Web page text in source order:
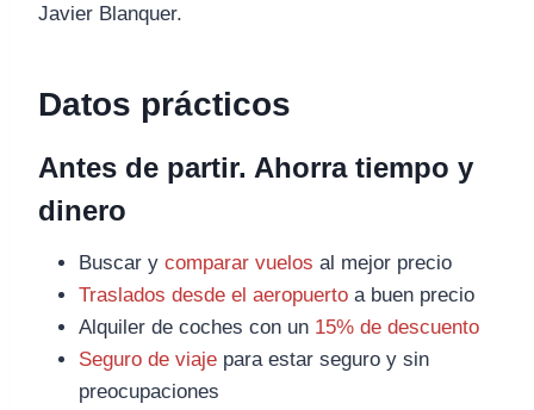
Javier Blanquer.
Datos prácticos
Antes de partir. Ahorra tiempo y
dinero
Buscar y comparar vuelos al mejor precio
Traslados desde el aeropuerto a buen precio
Alquiler de coches con un 15% de descuento
Seguro de viaje para estar seguro y sin
preocupaciones